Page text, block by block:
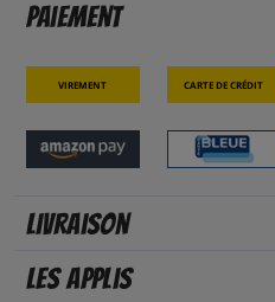
Paiement
Virement Carte de crédit
Livraison
Les applis